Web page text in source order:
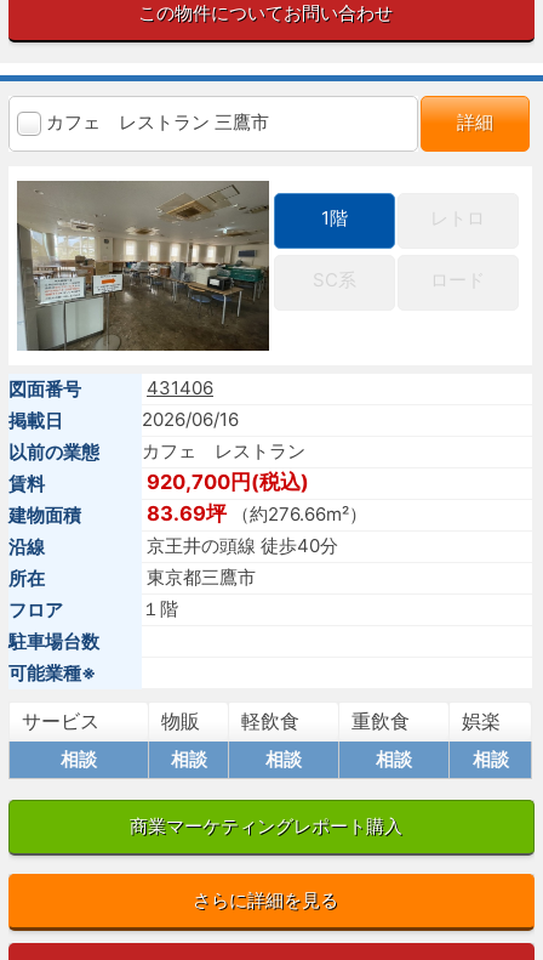
この物件についてお問い合わせ
カフェ レストラン 三鷹市 詳細
1階 レトロ
SC系 ロード
図面番号
431406
掲載日
2026/06/16
以前の業態
カフェ レストラン
賃料
920,700円(税込)
建物面積 83.69坪（約276.66m²）
沿線
京王井の頭線 徒歩40分
所在
東京都三鷹市
フロア
１階
駐車場台数
可能業種※
サービス 物販 軽飲食 重飲食 娯楽
相談 相談 相談 相談 相談
商業マーケティングレポート購入
さらに詳細を見る